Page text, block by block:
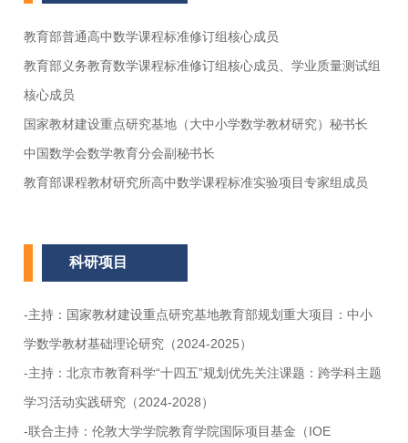
教育部普通高中数学课程标准修订组核心成员
教育部义务教育数学课程标准修订组核心成员、学业质量测试组
核心成员
国家教材建设重点研究基地（大中小学数学教材研究）秘书长
中国数学会数学教育分会副秘书长
教育部课程教材研究所高中数学课程标准实验项目专家组成员
科研项目
-主持：国家教材建设重点研究基地教育部规划重大项目：中小
学数学教材基础理论研究（2024-2025）
-主持：北京市教育科学“十四五”规划优先关注课题：跨学科主题
学习活动实践研究（2024-2028）
-联合主持：伦敦大学学院教育学院国际项目基金（IOE